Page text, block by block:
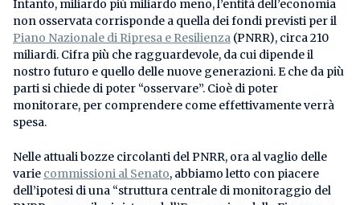
Intanto, miliardo più miliardo meno, l’entità dell’economia
non osservata corrisponde a quella dei fondi previsti per il
Piano Nazionale di Ripresa e Resilienza (PNRR), circa 210
miliardi. Cifra più che ragguardevole, da cui dipende il
nostro futuro e quello delle nuove generazioni. E che da più
parti si chiede di poter “osservare”. Cioè di poter
monitorare, per comprendere come effettivamente verrà
spesa.
Nelle attuali bozze circolanti del PNRR, ora al vaglio delle
varie commissioni al Senato, abbiamo letto con piacere
dell’ipotesi di una “struttura centrale di monitoraggio del